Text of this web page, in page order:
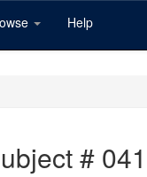
Help
# 041